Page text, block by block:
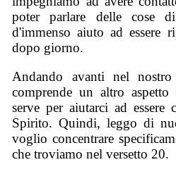
poter parlare delle cose
d'immenso aiuto ad essere
dopo giorno.
Andando avanti nel
comprende un altro
serve per aiutarci ad essere
Spirito. Quindi, leggo di
voglio concentrare
che troviamo nel versetto 20.